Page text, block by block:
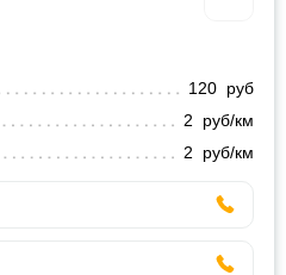
120 руб
2 руб/км
2 руб/км